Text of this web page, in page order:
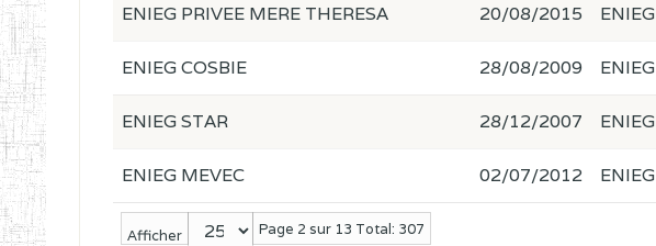
Afficher Page 2 sur 13 Total: 307
ENIEG PRIVEE MERE THERESA 20/08/2015 ENIEG
ENIEG COSBIE 28/08/2009 ENIEG
ENIEG STAR 28/12/2007 ENIEG
ENIEG MEVEC 02/07/2012 ENIEG